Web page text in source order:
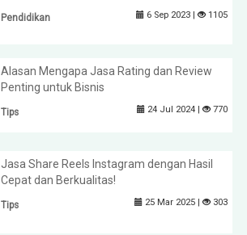
Pendidikan 6 Sep 2023 | 1105
Alasan Mengapa Jasa Rating dan Review
Penting untuk Bisnis
Tips 24 Jul 2024 | 770
Jasa Share Reels Instagram dengan Hasil
Cepat dan Berkualitas!
Tips 25 Mar 2025 | 303